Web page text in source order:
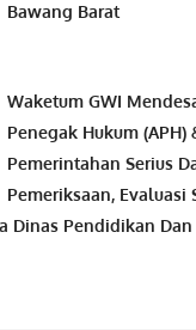
Bawang Barat
Waketum GWI
Penegak Hukum (APH)
Pemerintahan Serius
Pemeriksaan, Evaluasi
Dinas Pendidikan